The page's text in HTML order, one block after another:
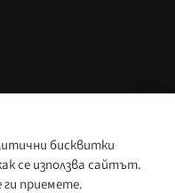
бисквитки
се използва сайтът.
приемете.